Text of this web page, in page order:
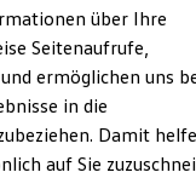
über Ihre
Seitenaufrufe,
ermöglichen uns
in die
Damit
auf Sie